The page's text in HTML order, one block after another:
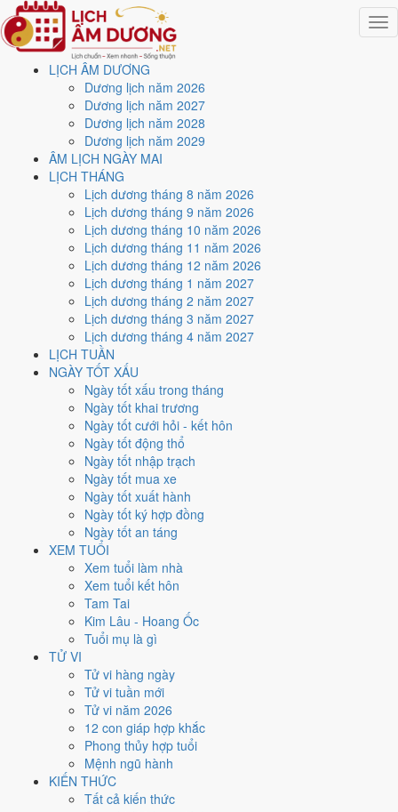
LỊCH ÂM DƯƠNG
Dương lịch năm 2026
Dương lịch năm 2027
Dương lịch năm 2028
Dương lịch năm 2029
ÂM LỊCH NGÀY MAI
LỊCH THÁNG
Lịch dương tháng 8 năm 2026
Lịch dương tháng 9 năm 2026
Lịch dương tháng 10 năm 2026
Lịch dương tháng 11 năm 2026
Lịch dương tháng 12 năm 2026
Lịch dương tháng 1 năm 2027
Lịch dương tháng 2 năm 2027
Lịch dương tháng 3 năm 2027
Lịch dương tháng 4 năm 2027
LỊCH TUẦN
NGÀY TỐT XẤU
Ngày tốt xấu trong tháng
Ngày tốt khai trương
Ngày tốt cưới hỏi - kết hôn
Ngày tốt động thổ
Ngày tốt nhập trạch
Ngày tốt mua xe
Ngày tốt xuất hành
Ngày tốt ký hợp đồng
Ngày tốt an táng
XEM TUỔI
Xem tuổi làm nhà
Xem tuổi kết hôn
Tam Tai
Kim Lâu - Hoang Ốc
Tuổi mụ là gì
TỬ VI
Tử vi hàng ngày
Tử vi tuần mới
Tử vi năm 2026
12 con giáp hợp khắc
Phong thủy hợp tuổi
Mệnh ngũ hành
KIẾN THỨC
Tất cả kiến thức
Trang chủ
Lịch năm 2026
Tháng 12/2026
Ngày 12/12/2026 (Canh Thân)
Xem ngày12/12/2026
dương lịch - Ngày 4/11 âm
lịch (Canh Thân) tốt hay
Ngày 12/12/2026 dương lịch (Thứ Bảy) là ngày 4/11/2026 âm lịch
Canh Thân- Cùng hành, Trực Thành, Sao Đê, nạp âm
Thạch Lựu Mộc. Tổng hòa, đây là
8.9/10cho các việc quan trọng. Giờ Hoàng Đạo trong ngày:
Thìn, Tỵ, Mùi, Tuất.
Ngày Dương
Tháng 12 năm 2026
Tháng 11 âm năm 2026
Tiết Đại Tuyết
Ngày Canh Thân có TrựcThành(ngày thành tựu - đại cát, tốt cho mọi
việc) và gặp SaoThanh Long hoàng đạo
nên đây làNgày Đại Cát
trương, ký kết.
Tý, Thìn, Tỵhợp ngày; tuổi